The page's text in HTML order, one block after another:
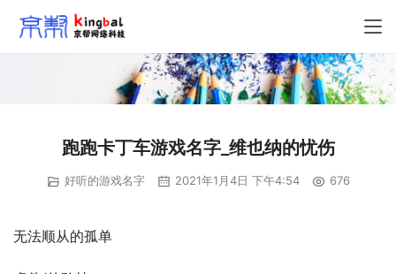
跑跑卡丁车游戏名字_维也纳的忧伤
好听的游戏名字 2021年1月4日 下午4:54 676
无法顺从的孤单